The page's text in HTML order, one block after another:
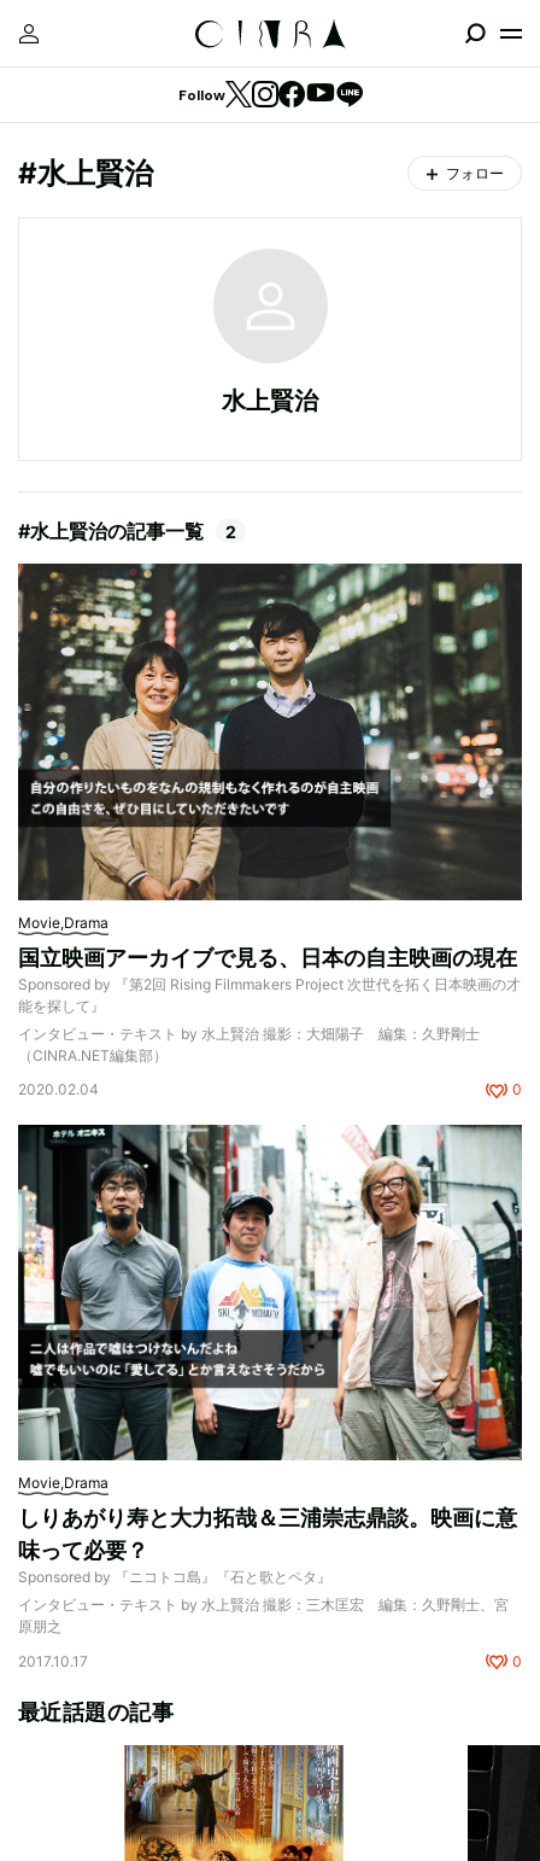
Follow
#水上賢治 フォロー
水上賢治
#水上賢治の記事一覧 2
Movie,Drama
国立映画アーカイブで見る、日本の自主映画の現在
Sponsored by 『第2回 Rising Filmmakers Project 次世代を拓く日本映画の才
能を探して』
インタビュー・テキスト by 水上賢治 撮影：大畑陽子 編集：久野剛士
（CINRA.NET編集部）
2020.02.04
0
Movie,Drama
しりあがり寿と大力拓哉＆三浦崇志鼎談。映画に意
味って必要？
Sponsored by 『ニコトコ島』『石と歌とペタ』
インタビュー・テキスト by 水上賢治 撮影：三木匡宏 編集：久野剛士、宮
原朋之
2017.10.17
0
最近話題の記事